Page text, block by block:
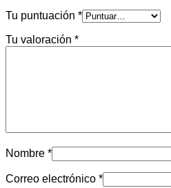
Tu puntuación *
Tu valoración *
Nombre *
Correo electrónico *